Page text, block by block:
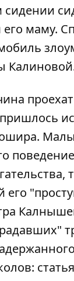
сидении
маму.
его